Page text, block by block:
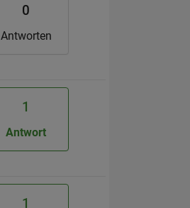
0
Antworten
1
Antwort
1